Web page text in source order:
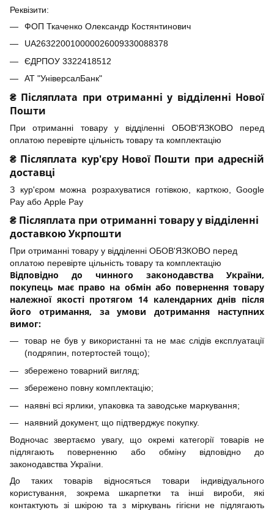
Реквізити:
ФОП Ткаченко Олександр Костянтинович
UA263220010000026009330088378
ЄДРПОУ 3322418512
АТ "УніверсалБанк"
₴ Післяплата при отриманні у відділенні Нової
Пошти
При отриманні товару у відділенні ОБОВ'ЯЗКОВО перед
оплатою перевірте цільність товару та комплектацію
₴ Післяплата кур'єру Нової Пошти при адресній
доставці
З кур'єром можна розрахуватися готівкою, карткою, Google
Pay або Apple Pay
₴ Післяплата при отриманні товару у відділенні
доставкою Укрпошти
При отриманні товару у відділенні ОБОВ'ЯЗКОВО перед
оплатою перевірте цільність товару та комплектацію
Відповідно до чинного законодавства України,
покупець має право на обмін або повернення товару
належної якості протягом 14 календарних днів після
його отримання, за умови дотримання наступних
вимог:
товар не був у використанні та не має слідів експлуатації
(подряпин, потертостей тощо);
збережено товарний вигляд;
збережено повну комплектацію;
наявні всі ярлики, упаковка та заводське маркування;
наявний документ, що підтверджує покупку.
Водночас звертаємо увагу, що окремі категорії товарів не
підлягають поверненню або обміну відповідно до
законодавства України.
До таких товарів відносяться товари індивідуального
користування, зокрема шкарпетки та інші вироби, які
контактують зі шкірою та з міркувань гігієни не підлягають